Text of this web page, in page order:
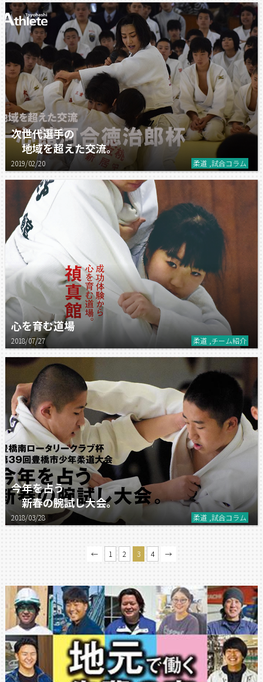
次世代選手の
地域を超えた交流。
2019/02/20 柔道 ,試合コラム
心を育む道場
2018/07/27 柔道 ,チーム紹介
今年を占う
新春の腕試し大会。
2018/03/28 柔道 ,試合コラム
← 1 2 3 4 →